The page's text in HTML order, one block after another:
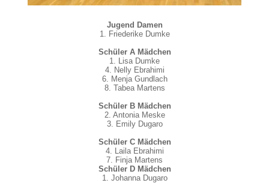
Jugend Damen
1. Friederike Dumke
Schüler A Mädchen
1. Lisa Dumke
4. Nelly Ebrahimi
6. Menja Gundlach
8. Tabea Martens
Schüler B Mädchen
2. Antonia Meske
3. Emily Dugaro
Schüler C Mädchen
4. Laila Ebrahimi
7. Finja Martens
Schüler D Mädchen
1. Johanna Dugaro